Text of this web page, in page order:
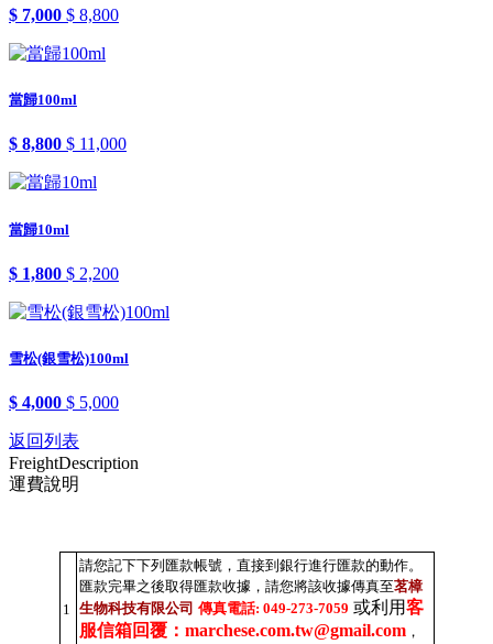
$ 7,000 $ 8,800
當歸100ml
$ 8,800 $ 11,000
當歸10ml
$ 1,800 $ 2,200
雪松(銀雪松)100ml
$ 4,000 $ 5,000
返回列表
FreightDescription
運費說明
1
請您記下下列匯款帳號，直接到銀行進行匯款的動作。
匯款完畢之後取得匯款收據，請您將該收據傳真至茗樟
生物科技有限公司 傳真電話: 049-273-7059 或利用客
服信箱回覆：marchese.com.tw@gmail.com，